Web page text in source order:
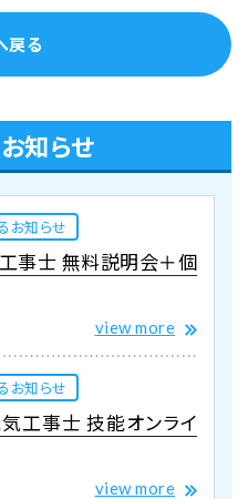
戻る
知らせ
お知らせ
事士 無料説明会＋個
view more
お知らせ
工事士 技能オンライ
view more